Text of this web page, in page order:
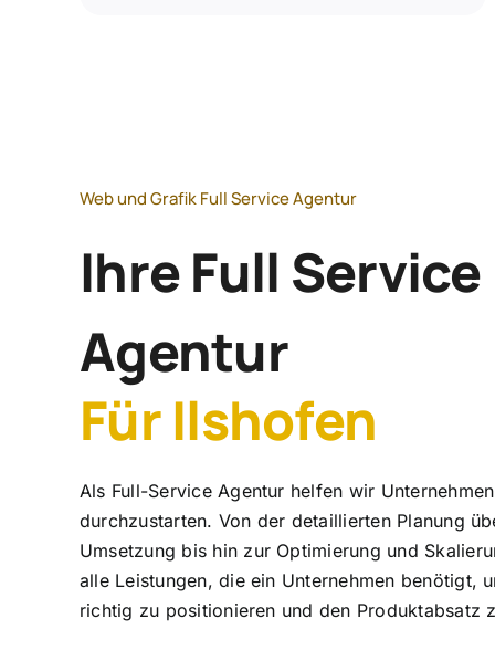
Web und Grafik Full Service Agentur
Ihre Full Service
Agentur
Für Ilshofen
Als Full-Service Agentur helfen wir
durchzustarten. Von der detaillierten Planung
Umsetzung bis hin zur Optimierung und
alle Leistungen, die ein Unternehmen benötigt,
richtig zu positionieren und den Produktabsatz